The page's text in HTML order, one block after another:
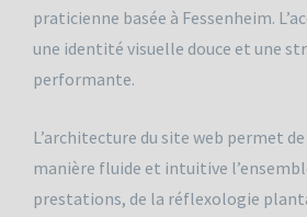
praticienne basée à Fessenheim.
une identité visuelle douce et une
performante.
L’architecture du site web permet
manière fluide et intuitive
prestations, de la réflexologie